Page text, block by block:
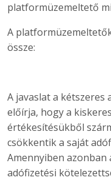
platformüzemeltető
A
össze:
A javaslat a kétszeres
előírja, hogy a
értékesítésükből
csökkentik a saját
Amennyiben
adófizetési